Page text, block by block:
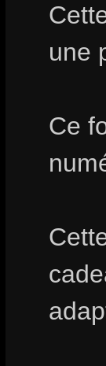
une
Ce